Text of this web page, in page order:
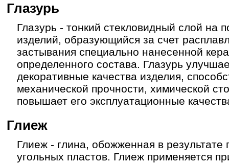
Глазурь
Глазурь - тонкий стекловидный слой на
изделий, образующийся за счет
застывания специально нанесенной
определенного состава. Глазурь
декоративные качества изделия,
механической прочности, химической
повышает его эксплуатационные
Глиеж
Глиеж - глина, обожженная в результате
угольных пластов. Глиеж применяется